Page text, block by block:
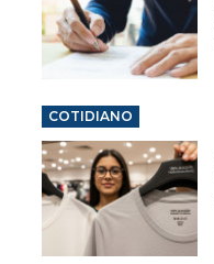
COTIDIANO